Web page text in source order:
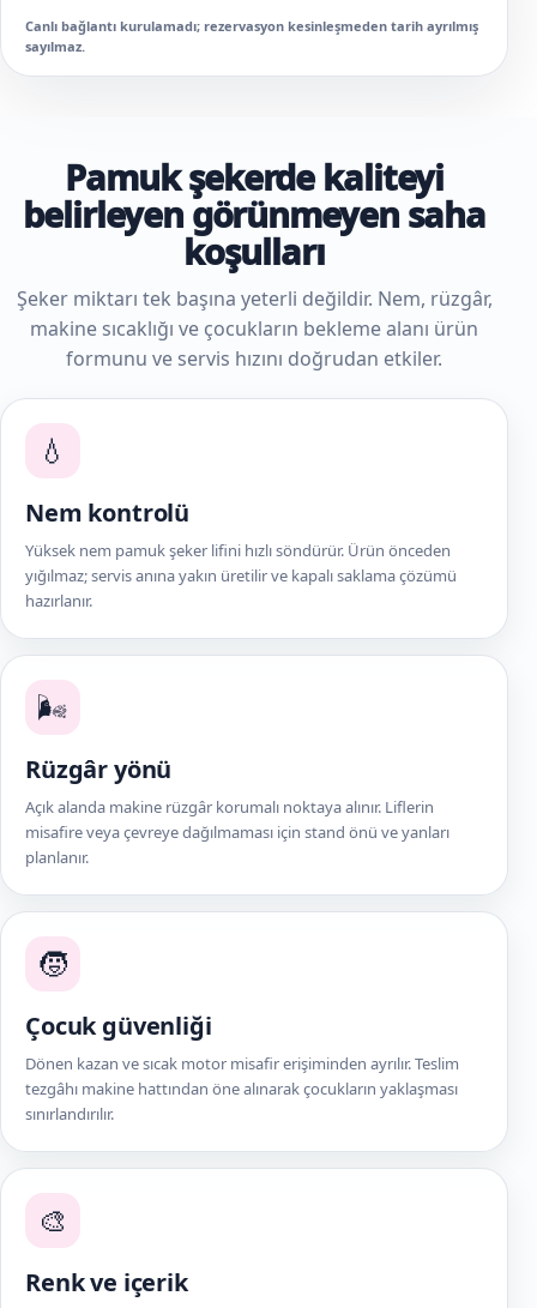
Canlı bağlantı kurulamadı; rezervasyon kesinleşmeden tarih ayrılmış
sayılmaz.
Pamuk şekerde kaliteyi
belirleyen görünmeyen saha
koşulları
Şeker miktarı tek başına yeterli değildir. Nem, rüzgâr,
makine sıcaklığı ve çocukların bekleme alanı ürün
formunu ve servis hızını doğrudan etkiler.
💧
Nem kontrolü
Yüksek nem pamuk şeker lifini hızlı söndürür. Ürün önceden
yığılmaz; servis anına yakın üretilir ve kapalı saklama çözümü
hazırlanır.
🌬️
Rüzgâr yönü
Açık alanda makine rüzgâr korumalı noktaya alınır. Liflerin
misafire veya çevreye dağılmaması için stand önü ve yanları
planlanır.
🧒
Çocuk güvenliği
Dönen kazan ve sıcak motor misafir erişiminden ayrılır. Teslim
tezgâhı makine hattından öne alınarak çocukların yaklaşması
sınırlandırılır.
🎨
Renk ve içerik